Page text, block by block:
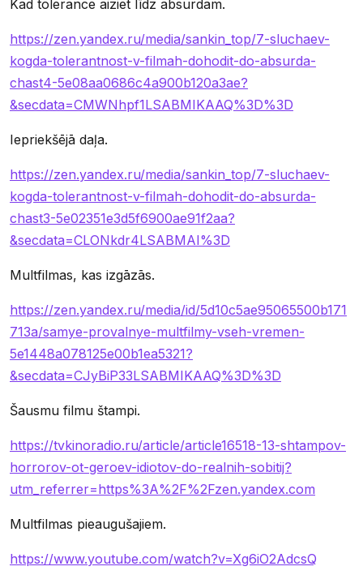
Kad tolerance aiziet līdz absurdam.
https://zen.yandex.ru/media/sankin_top/7-sluchaev-
kogda-tolerantnost-v-filmah-dohodit-do-absurda-
chast4-5e08aa0686c4a900b120a3ae?
&secdata=CMWNhpf1LSABMIKAAQ%3D%3D
Iepriekšējā daļa.
https://zen.yandex.ru/media/sankin_top/7-sluchaev-
kogda-tolerantnost-v-filmah-dohodit-do-absurda-
chast3-5e02351e3d5f6900ae91f2aa?
&secdata=CLONkdr4LSABMAI%3D
Multfilmas, kas izgāzās.
https://zen.yandex.ru/media/id/5d10c5ae95065500b171
713a/samye-provalnye-multfilmy-vseh-vremen-
5e1448a078125e00b1ea5321?
&secdata=CJyBiP33LSABMIKAAQ%3D%3D
Šausmu filmu štampi.
https://tvkinoradio.ru/article/article16518-13-shtampov-
horrorov-ot-geroev-idiotov-do-realnih-sobitij?
utm_referrer=https%3A%2F%2Fzen.yandex.com
Multfilmas pieaugušajiem.
https://www.youtube.com/watch?v=Xg6iO2AdcsQ